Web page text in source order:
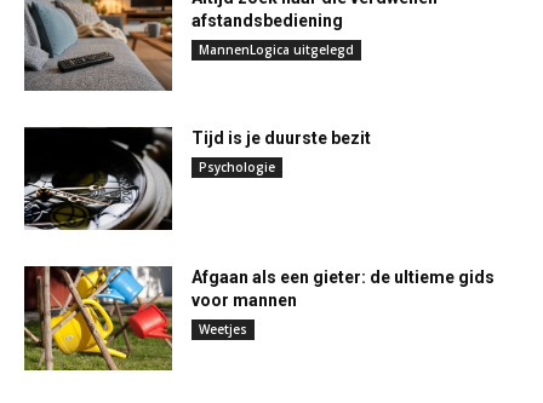
afstandsbediening
MannenLogica uitgelegd
Tijd is je duurste bezit
Psychologie
Afgaan als een gieter: de ultieme gids
voor mannen
Weetjes